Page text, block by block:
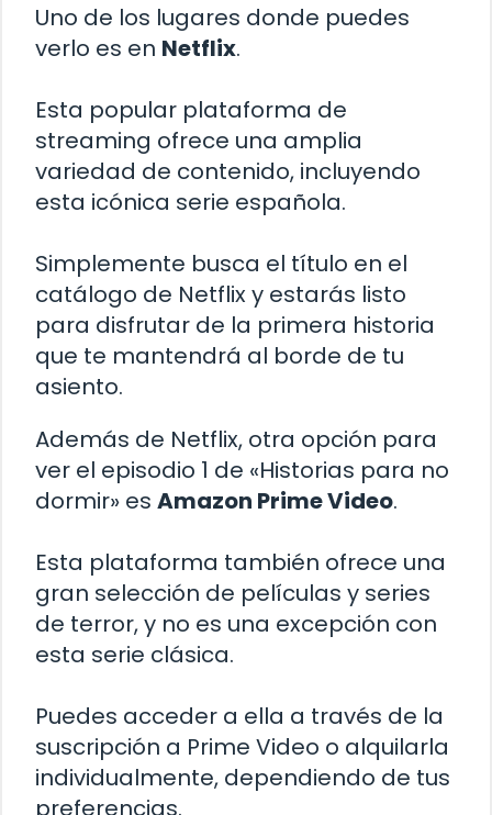
Uno de los lugares donde puedes
verlo es en Netflix.
Esta popular plataforma de
streaming ofrece una amplia
variedad de contenido, incluyendo
esta icónica serie española.
Simplemente busca el título en el
catálogo de Netflix y estarás listo
para disfrutar de la primera historia
que te mantendrá al borde de tu
asiento.
Además de Netflix, otra opción para
ver el episodio 1 de «Historias para no
dormir» es Amazon Prime Video.
Esta plataforma también ofrece una
gran selección de películas y series
de terror, y no es una excepción con
esta serie clásica.
Puedes acceder a ella a través de la
suscripción a Prime Video o alquilarla
individualmente, dependiendo de tus
preferencias.